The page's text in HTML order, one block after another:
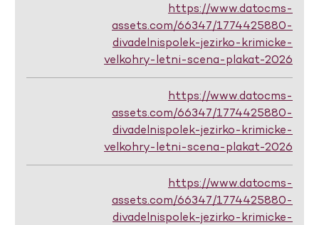
https://www.datocms-
assets.com/66347/1774425880-
divadelnispolek-jezirko-krimicke-
velkohry-letni-scena-plakat-2026
https://www.datocms-
assets.com/66347/1774425880-
divadelnispolek-jezirko-krimicke-
velkohry-letni-scena-plakat-2026
https://www.datocms-
assets.com/66347/1774425880-
divadelnispolek-jezirko-krimicke-